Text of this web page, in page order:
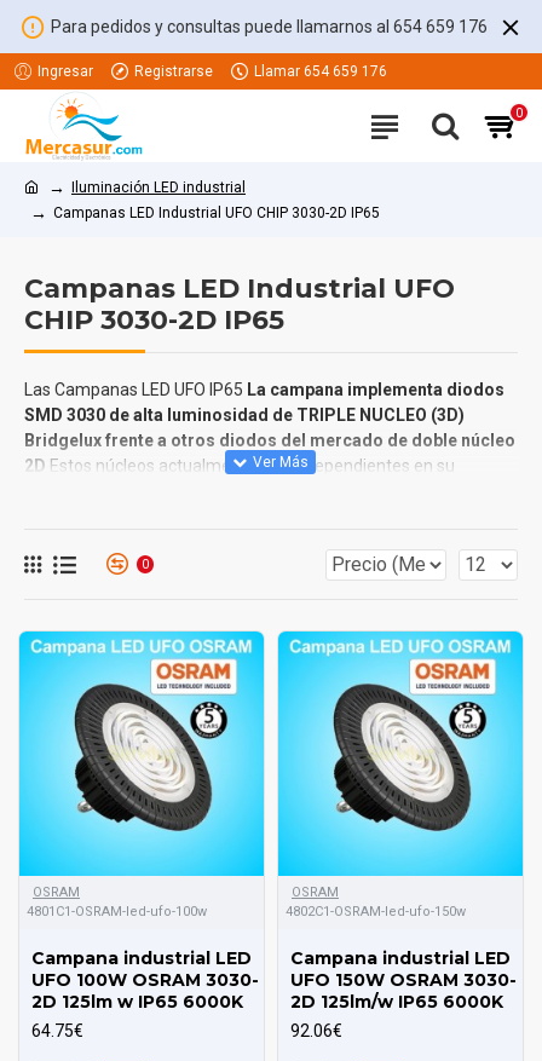
Para pedidos y consultas puede llamarnos al 654 659 176
Ingresar Registrarse Llamar 654 659 176
0
Iluminación LED industrial
Campanas LED Industrial UFO CHIP 3030-2D IP65
Campanas LED Industrial UFO
CHIP 3030-2D IP65
Las Campanas LED UFO IP65 La campana implementa diodos
SMD 3030 de alta luminosidad de TRIPLE NUCLEO (3D)
Bridgelux frente a otros diodos del mercado de doble núcleo
2D Estos núcleos actualmente son independientes en su
del diodo, ni la perdida de la luminosidadson productos
parkings entre otras muchas aplicaciones donde se produzcan
situaciones alta humedad o alta concentración de polvo Las
Campanas LED Industrial UFO son un tipo de luminaria indicada
para fines profesionales, aplicaciones que requieren luz de
calidad con un alto potencial de rendimiento fiabilidad y
durabilidad las campanas LED UFO altamente fiablesTelfono
Consultas.:956 349 079
0
OSRAM
4801C1-OSRAM-led-ufo-100w
Campana industrial LED
UFO 100W OSRAM 3030-
2D 125lm w IP65 6000K
64.75€
OSRAM
4802C1-OSRAM-led-ufo-150w
Campana industrial LED
UFO 150W OSRAM 3030-
2D 125lm/w IP65 6000K
92.06€